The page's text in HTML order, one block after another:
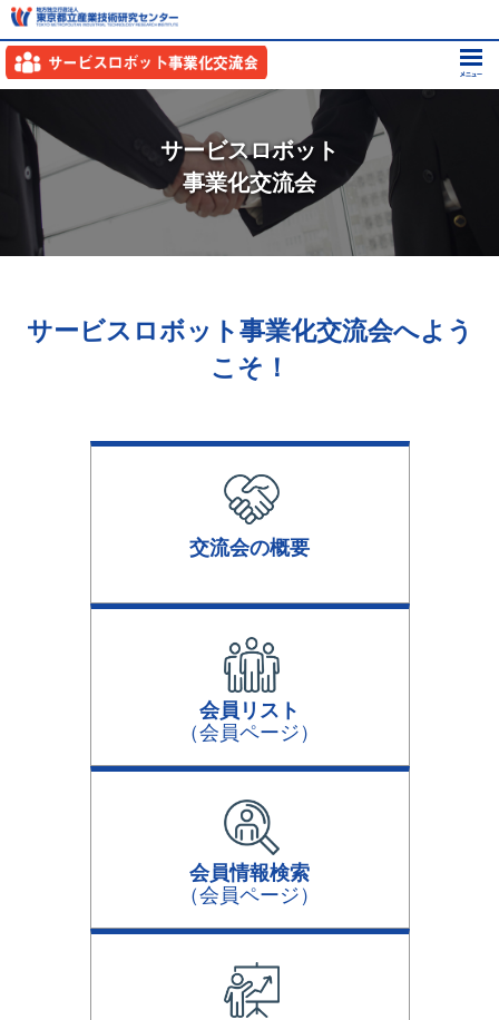
サービスロボット
事業化交流会
サービスロボット事業化交流会へよう
こそ！
交流会の概要
会員リスト
（会員ページ）
会員情報検索
（会員ページ）